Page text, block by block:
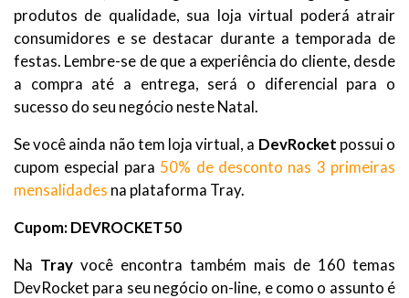
produtos de qualidade, sua loja virtual poderá atrair
consumidores e se destacar durante a temporada de
festas. Lembre-se de que a experiência do cliente, desde
a compra até a entrega, será o diferencial para o
sucesso do seu negócio neste Natal.
Se você ainda não tem loja virtual, a DevRocket possui o
cupom especial para 50% de desconto nas 3 primeiras
mensalidades na plataforma Tray.
Cupom: DEVROCKET50
Na Tray você encontra também mais de 160 temas
DevRocket para seu negócio on-line, e como o assunto é